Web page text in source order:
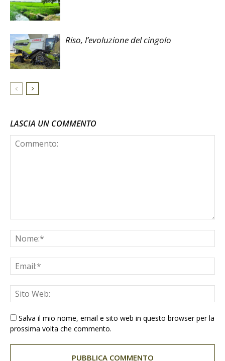
Riso, l’evoluzione del cingolo
LASCIA UN COMMENTO
Salva il mio nome, email e sito web in questo browser per la
prossima volta che commento.